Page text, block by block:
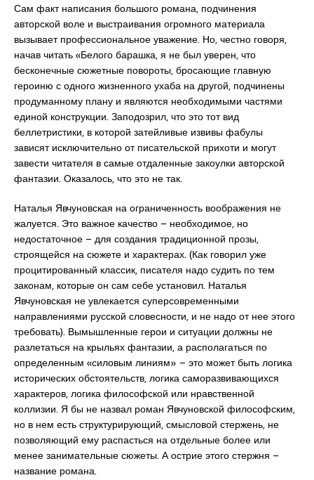
Сам факт написания большого романа, подчинения
авторской воле и выстраивания огромного материала
вызывает профессиональное уважение. Но, честно говоря,
начав читать «Белого барашка, я не был уверен, что
бесконечные сюжетные повороты, бросающие главную
героиню с одного жизненного ухаба на другой, подчинены
продуманному плану и являются необходимыми частями
единой конструкции. Заподозрил, что это тот вид
беллетристики, в которой затейливые извивы фабулы
зависят исключительно от писательской прихоти и могут
завести читателя в самые отдаленные закоулки авторской
фантазии. Оказалось, что это не так.
Наталья Явчуновская на ограниченность воображения не
жалуется. Это важное качество – необходимое, но
недостаточное – для создания традиционной прозы,
строящейся на сюжете и характерах. (Как говорил уже
процитированный классик, писателя надо судить по тем
законам, которые он сам себе установил. Наталья
Явчуновская не увлекается суперсовременными
направлениями русской словесности, и не надо от нее этого
требовать). Вымышленные герои и ситуации должны не
разлетаться на крыльях фантазии, а располагаться по
определенным «силовым линиям» – это может быть логика
исторических обстоятельств, логика саморазвивающихся
характеров, логика философской или нравственной
коллизии. Я бы не назвал роман Явчуновской философским,
но в нем есть структурирующий, смысловой стержень, не
позволяющий ему распасться на отдельные более или
менее занимательные сюжеты. А острие этого стержня –
название романа.